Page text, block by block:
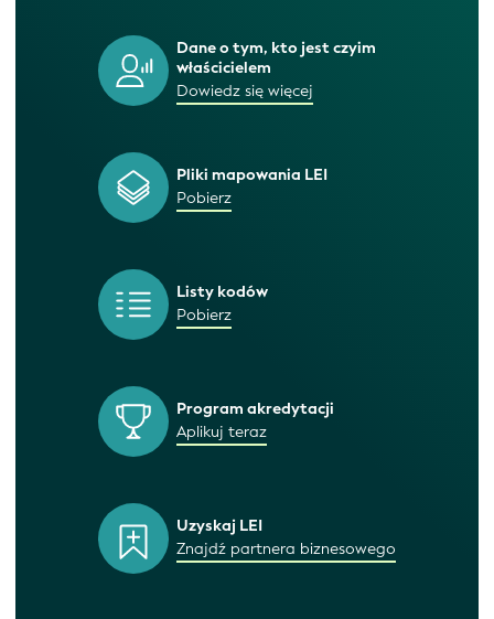
Dane o tym, kto jest czyim
właścicielem
Dowiedz się więcej
Pliki mapowania LEI
Pobierz
Listy kodów
Pobierz
Program akredytacji
Aplikuj teraz
Uzyskaj LEI
Znajdź partnera biznesowego